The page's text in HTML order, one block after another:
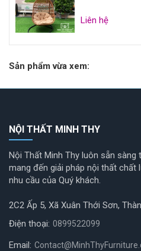
Liên hệ
Sản phẩm vừa xem:
NỘI THẤT MINH THY
Nội Thất Minh Thy luôn sẵn
mang đến giải pháp nội thất chất
nhu cầu của Quý khách.
2C2 Ấp 5, Xã Xuân Thới Sơn,
Điện thoại: 0899522099
Email: